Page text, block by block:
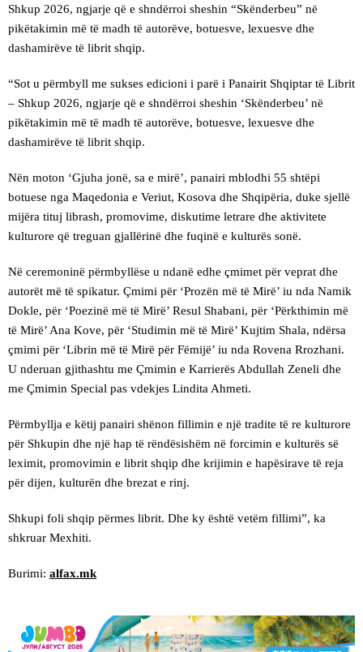
Shkup 2026, ngjarje që e shndërroi sheshin “Skënderbeu” në
pikëtakimin më të madh të autorëve, botuesve, lexuesve dhe
dashamirëve të librit shqip.
“Sot u përmbyll me sukses edicioni i parë i Panairit Shqiptar të Librit
– Shkup 2026, ngjarje që e shndërroi sheshin ‘Skënderbeu’ në
pikëtakimin më të madh të autorëve, botuesve, lexuesve dhe
dashamirëve të librit shqip.
Nën moton ‘Gjuha jonë, sa e mirë’, panairi mblodhi 55 shtëpi
botuese nga Maqedonia e Veriut, Kosova dhe Shqipëria, duke sjellë
mijëra tituj librash, promovime, diskutime letrare dhe aktivitete
kulturore që treguan gjallërinë dhe fuqinë e kulturës sonë.
Në ceremoninë përmbyllëse u ndanë edhe çmimet për veprat dhe
autorët më të spikatur. Çmimi për ‘Prozën më të Mirë’ iu nda Namik
Dokle, për ‘Poezinë më të Mirë’ Resul Shabani, për ‘Përkthimin më
të Mirë’ Ana Kove, për ‘Studimin më të Mirë’ Kujtim Shala, ndërsa
çmimi për ‘Librin më të Mirë për Fëmijë’ iu nda Rovena Rrozhani.
U nderuan gjithashtu me Çmimin e Karrierës Abdullah Zeneli dhe
me Çmimin Special pas vdekjes Lindita Ahmeti.
Përmbyllja e këtij panairi shënon fillimin e një tradite të re kulturore
për Shkupin dhe një hap të rëndësishëm në forcimin e kulturës së
leximit, promovimin e librit shqip dhe krijimin e hapësirave të reja
për dijen, kulturën dhe brezat e rinj.
Shkupi foli shqip përmes librit. Dhe ky është vetëm fillimi”, ka
shkruar Mexhiti.
Burimi: alfax.mk